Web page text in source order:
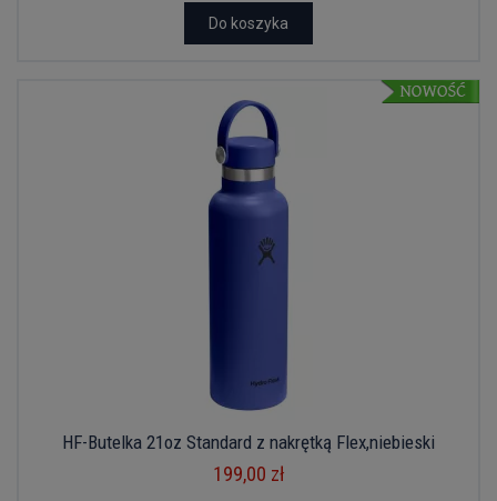
Do koszyka
HF-Butelka 21oz Standard z nakrętką Flex,niebieski
199,00 zł